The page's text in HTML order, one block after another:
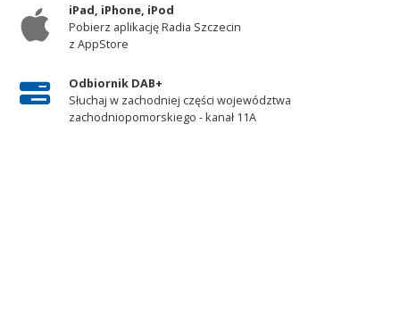
iPad, iPhone, iPod
Pobierz aplikację Radia Szczecin
z AppStore
Odbiornik DAB+
Słuchaj w zachodniej części województwa
zachodniopomorskiego - kanał 11A